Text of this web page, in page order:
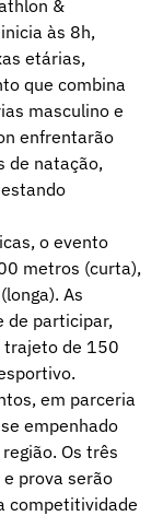
&
às 8h,
etárias,
que combina
masculino e
enfrentarão
de natação,
o evento
metros (curta),
As
de participar,
trajeto de 150
em parceria
empenhado
Os três
prova serão
competitividade